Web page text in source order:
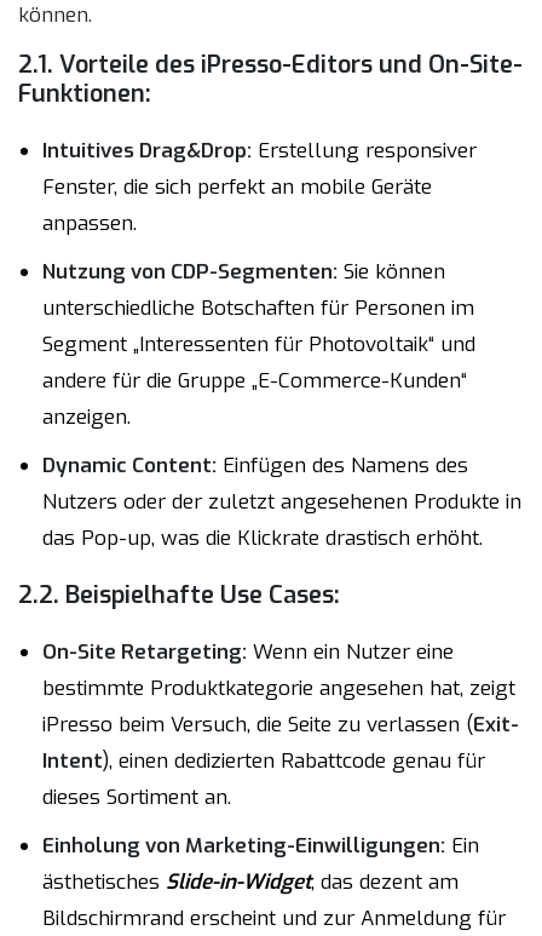
können.
2.1. Vorteile des iPresso-Editors und On-Site-
Funktionen:
Intuitives Drag&Drop: Erstellung responsiver
Fenster, die sich perfekt an mobile Geräte
anpassen.
Nutzung von CDP-Segmenten: Sie können
unterschiedliche Botschaften für Personen im
Segment „Interessenten für Photovoltaik“ und
andere für die Gruppe „E-Commerce-Kunden“
anzeigen.
Dynamic Content: Einfügen des Namens des
Nutzers oder der zuletzt angesehenen Produkte in
das Pop-up, was die Klickrate drastisch erhöht.
2.2. Beispielhafte Use Cases:
On-Site Retargeting: Wenn ein Nutzer eine
bestimmte Produktkategorie angesehen hat, zeigt
iPresso beim Versuch, die Seite zu verlassen (Exit-
Intent), einen dedizierten Rabattcode genau für
dieses Sortiment an.
Einholung von Marketing-Einwilligungen: Ein
ästhetisches Slide-in-Widget, das dezent am
Bildschirmrand erscheint und zur Anmeldung für